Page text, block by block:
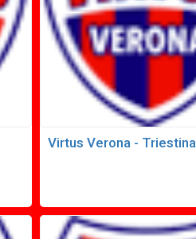
Virtus Verona - Triestina